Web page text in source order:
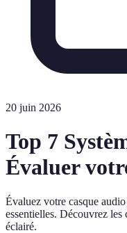
20 juin 2026
Top 7
Évaluer
Évaluez votre casque
essentielles. Découvrez
éclairé.